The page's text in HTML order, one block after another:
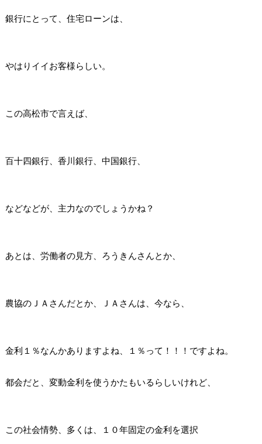
銀行にとって、住宅ローンは、
やはりイイお客様らしい。
この高松市で言えば、
百十四銀行、香川銀行、中国銀行、
などなどが、主力なのでしょうかね？
あとは、労働者の見方、ろうきんさんとか、
農協のＪＡさんだとか、ＪＡさんは、今なら、
金利１％なんかありますよね、１％って！！！ですよね。
都会だと、変動金利を使うかたもいるらしいけれど、
この社会情勢、多くは、１０年固定の金利を選択